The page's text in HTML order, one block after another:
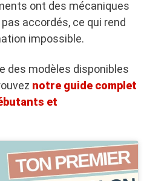
ont des mécaniques
accordés, ce qui rend
impossible.
des modèles disponibles
notre guide complet
et